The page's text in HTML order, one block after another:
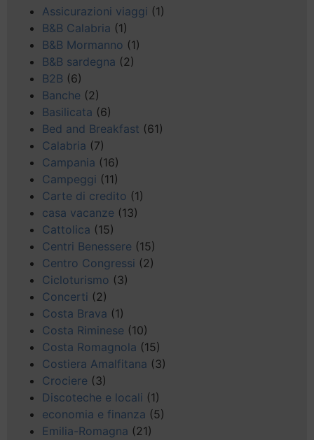
Assicurazioni viaggi (1)
B&B Calabria (1)
B&B Mormanno (1)
B&B sardegna (2)
B2B (6)
Banche (2)
Basilicata (6)
Bed and Breakfast (61)
Calabria (7)
Campania (16)
Campeggi (11)
Carte di credito (1)
casa vacanze (13)
Cattolica (15)
Centri Benessere (15)
Centro Congressi (2)
Cicloturismo (3)
Concerti (2)
Costa Brava (1)
Costa Riminese (10)
Costa Romagnola (15)
Costiera Amalfitana (3)
Crociere (3)
Discoteche e locali (1)
economia e finanza (5)
Emilia-Romagna (21)